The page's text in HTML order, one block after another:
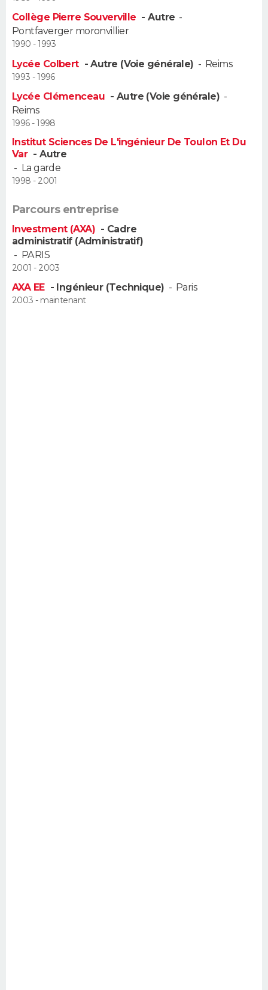
Alimentation
Guide de la santé
Maladies
Médicaments
Sommeil
VOYAGE
BONS PLANS
CARTE DE VOEUX
Carte de Noël
Carte Bonne année
Carte Saint-Valentin
Carte Pâques
Carte d'anniversaire
DICTIONNAIRE
COPAINS D'AVANT
S'inscrire
Se connecter
Lycées
Collèges
Primaires
Universités
Entreprises
Service militaire
Avis de recherche
AVIS DE DÉCÈS
Bricolage
Lifestyle
Culture
Sport
Auto
Television
Voyage
Cinema
Collège Pierre Souverville - Autre -
Pontfaverger moronvillier
1990 - 1993
Lycée Colbert - Autre (Voie générale) - Reims
1993 - 1996
Lycée Clémenceau - Autre (Voie générale) -
Reims
1996 - 1998
Institut Sciences De L'ingénieur De Toulon Et Du
Var - Autre
- La garde
1998 - 2001
Parcours entreprise
Investment (AXA) - Cadre
administratif (Administratif)
- PARIS
2001 - 2003
AXA EE - Ingénieur (Technique) - Paris
2003 - maintenant